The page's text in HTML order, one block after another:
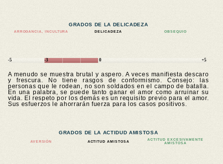
GRADOS DE LA DELICADEZA
ARROGANCIA, INCULTURA DELICADEZA OBSEQUIO
-5 -3 0 +5
A menudo se muestra brutal y aspero. A veces manifiesta descaro
y frescura. No tiene rasgos de conformismo. Consejo: las
personas que le rodean, no son soldados en el campo de batalla.
En una palabra, se puede tanto ganar el amor como arruinar su
vida. El respeto por los demás es un requisito previo para el amor.
Sus esfuerzos le ahorrarán fuerza para los casos positivos.
GRADOS DE LA ACTIDUD AMISTOSA
AVERSIÓN ACTITUD AMISTOSA
ACTITUD EXCESIVAMENTE
AMISTOSA